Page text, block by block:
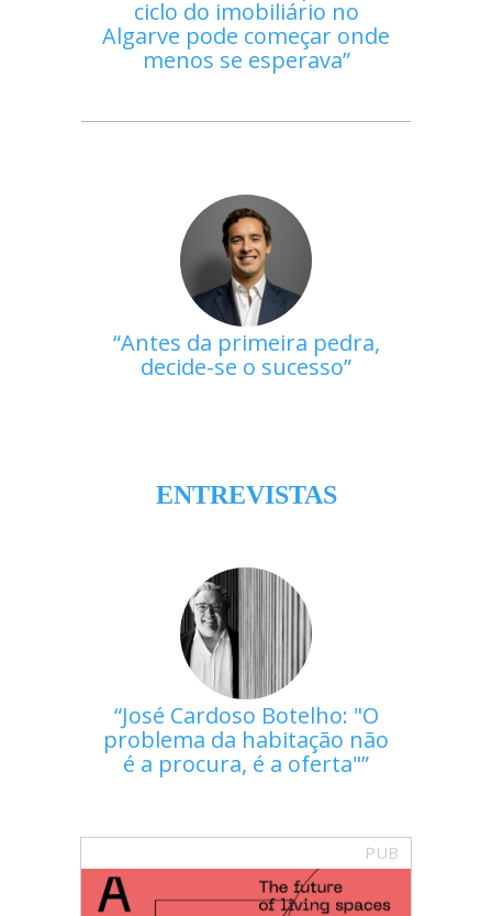
ciclo do imobiliário no
Algarve pode começar onde
menos se esperava
Antes da primeira pedra,
decide-se o sucesso
ENTREVISTAS
José Cardoso Botelho: "O
problema da habitação não
é a procura, é a oferta"
PUB